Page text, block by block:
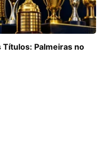
Palmeiras no